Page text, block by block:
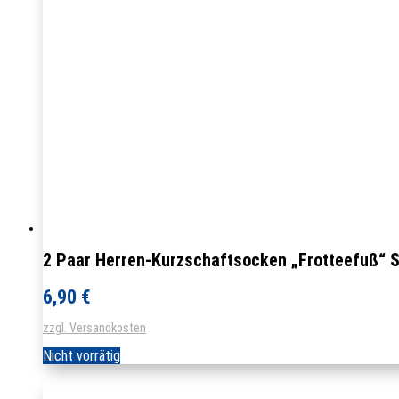
2 Paar Herren-Kurzschaftsocken „Frotteefuß“
6,90 €
zzgl. Versandkosten
Nicht vorrätig